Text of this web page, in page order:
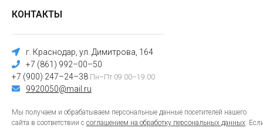
КОНТАКТЫ
г. Краснодар, ул. Димитрова, 164
+7 (861) 992–00–50
+7 (900) 247–24–38 Пн–Пт 09:00–19:00
9920050@mail.ru
Мы получаем и обрабатываем персональные данные посетителей нашего
сайта в соответствии с соглашением на обработку персональных данных.